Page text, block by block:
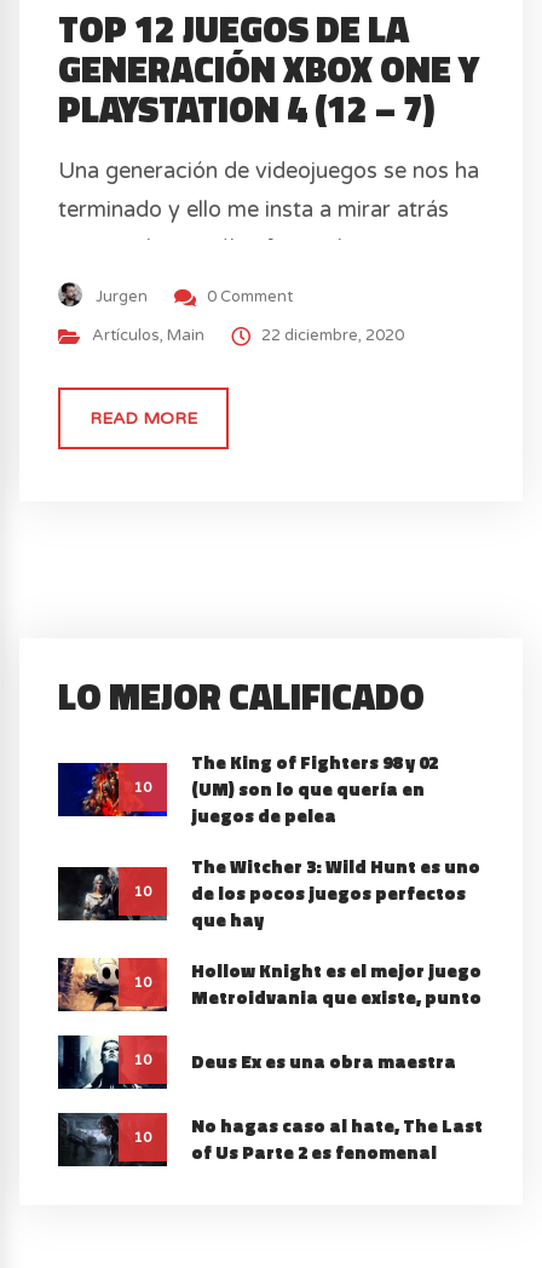
TOP 12 JUEGOS DE LA
GENERACIÓN XBOX ONE Y
PLAYSTATION 4 (12 – 7)
Una generación de videojuegos se nos ha
terminado y ello me insta a mirar atrás
para analizar cuáles fueron los mejores
juegos que alcancé a jugar durante estos
años de 2013 a 2020.
Jurgen
0 Comment
Artículos,Main 22 diciembre, 2020
READ MORE
LO MEJOR CALIFICADO
10
The King of Fighters 98 y 02
(UM) son lo que quería en
juegos de pelea
10
The Witcher 3: Wild Hunt es uno
de los pocos juegos perfectos
que hay
10
Hollow Knight es el mejor juego
Metroidvania que existe, punto
10 Deus Ex es una obra maestra
10
No hagas caso al hate, The Last
of Us Parte 2 es fenomenal